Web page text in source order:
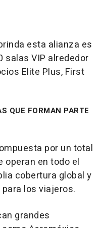
esta alianza es
salas VIP alrededor
Elite Plus, First
QUE FORMAN PARTE
por un total
operan en todo el
cobertura global y
los viajeros.
grandes